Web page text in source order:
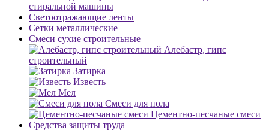
стиральной машины
Светоотражающие ленты
Сетки металлические
Смеси сухие строительные
Алебастр, гипс
строительный
Затирка
Известь
Мел
Смеси для пола
Цементно-песчаные смеси
Средства защиты труда